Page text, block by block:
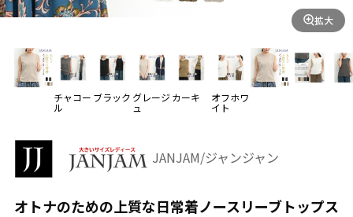
拡大
チャコー
ル
ブラック グレージ
ュ
カーキ オフホワ
イト
JANJAM/ジャンジャン
オトナのための上質な日常着ノースリーブトップス